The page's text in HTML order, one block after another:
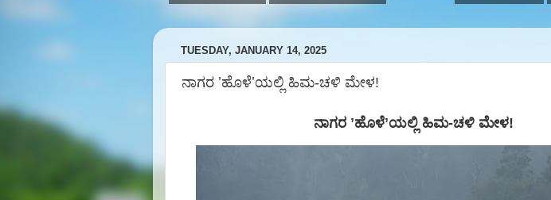
TUESDAY, JANUARY 14, 2025
ನಾಗರ ʼಹೊಳೆʼಯಲ್ಲಿ ಹಿಮ-ಚಳಿ ಮೇಳ!
ನಾಗರ ʼಹೊಳೆʼಯಲ್ಲಿ ಹಿಮ-ಚಳಿ ಮೇಳ!